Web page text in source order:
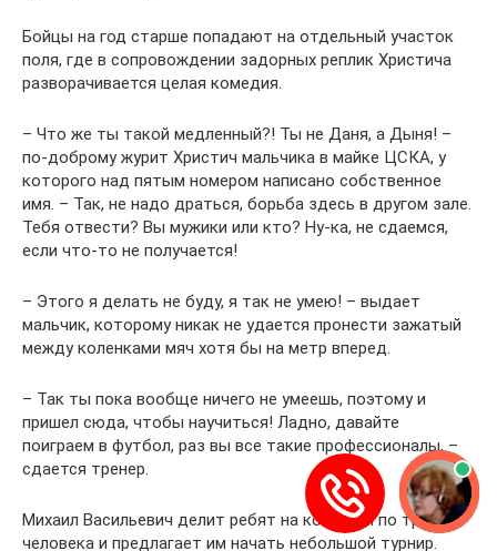
Бойцы на год старше попадают на отдельный участок
поля, где в сопровождении задорных реплик Христича
разворачивается целая комедия.
– Что же ты такой медленный?! Ты не Даня, а Дыня! –
по-доброму журит Христич мальчика в майке ЦСКА, у
которого над пятым номером написано собственное
имя. – Так, не надо драться, борьба здесь в другом зале.
Тебя отвести? Вы мужики или кто? Ну-ка, не сдаемся,
если что-то не получается!
– Этого я делать не буду, я так не умею! – выдает
мальчик, которому никак не удается пронести зажатый
между коленками мяч хотя бы на метр вперед.
– Так ты пока вообще ничего не умеешь, поэтому и
пришел сюда, чтобы научиться! Ладно, давайте
поиграем в футбол, раз вы все такие профессионалы, –
сдается тренер.
Михаил Васильевич делит ребят на команды по три
человека и предлагает им начать небольшой турнир.